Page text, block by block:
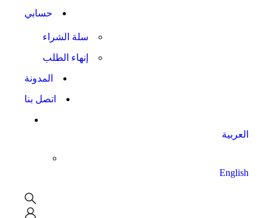
حسابي
سلة الشراء
إنهاء الطلب
المدونة
اتصل بنا
العربية
English